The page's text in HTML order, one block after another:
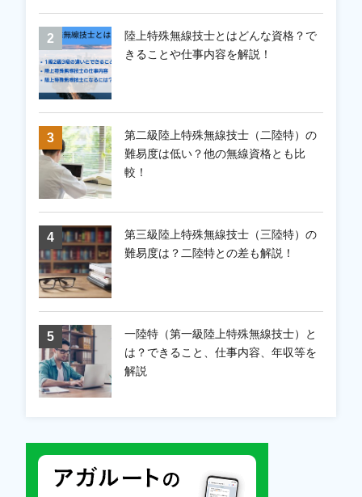
陸上特殊無線技士とはどんな資格？で
きることや仕事内容を解説！
第二級陸上特殊無線技士（二陸特）の
難易度は低い？他の無線資格とも比
較！
第三級陸上特殊無線技士（三陸特）の
難易度は？二陸特との差も解説！
一陸特（第一級陸上特殊無線技士）と
は？できること、仕事内容、年収等を
解説